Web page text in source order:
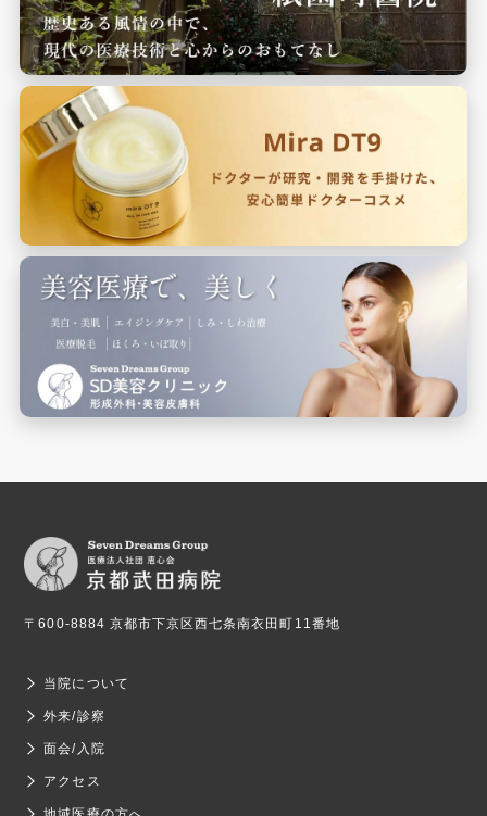
〒600-8884 京都市下京区西七条南衣田町11番地
当院について
外来/診察
面会/入院
アクセス